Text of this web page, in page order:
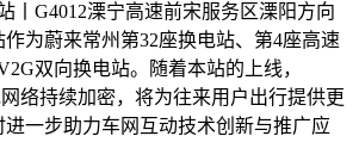
丨G4012溧宁高速前宋服务区溧阳方向
为蔚来常州第32座换电站、第4座高速
双向换电站。随着本站的上线，
络持续加密，将为往来用户出行提供更
一步助力车网互动技术创新与推广应